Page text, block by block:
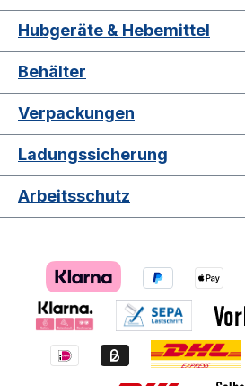
Hubgeräte & Hebemittel
Behälter
Verpackungen
Ladungssicherung
Arbeitsschutz